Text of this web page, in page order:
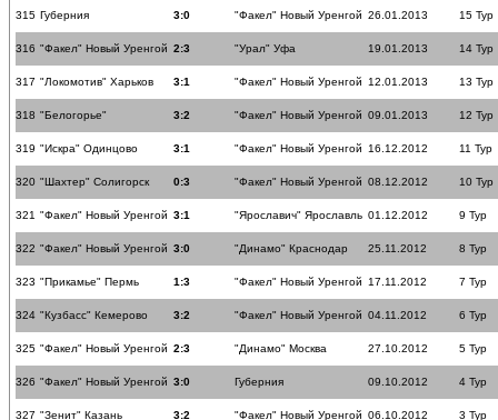
315 Губерния 3:0 "Факел" Новый Уренгой 26.01.2013 15 Тур
316 "Факел" Новый Уренгой 2:3 "Урал" Уфа 19.01.2013 14 Тур
317 "Локомотив" Харьков 3:1 "Факел" Новый Уренгой 12.01.2013 13 Тур
318 "Белогорье" 3:2 "Факел" Новый Уренгой 09.01.2013 12 Тур
319 "Искра" Одинцово 3:1 "Факел" Новый Уренгой 16.12.2012 11 Тур
320 "Шахтер" Солигорск 0:3 "Факел" Новый Уренгой 08.12.2012 10 Тур
321 "Факел" Новый Уренгой 3:1 "Ярославич" Ярославль 01.12.2012 9 Тур
322 "Факел" Новый Уренгой 3:0 "Динамо" Краснодар 25.11.2012 8 Тур
323 "Прикамье" Пермь 1:3 "Факел" Новый Уренгой 17.11.2012 7 Тур
324 "Кузбасс" Кемерово 3:2 "Факел" Новый Уренгой 04.11.2012 6 Тур
325 "Факел" Новый Уренгой 2:3 "Динамо" Москва 27.10.2012 5 Тур
326 "Факел" Новый Уренгой 3:0 Губерния 09.10.2012 4 Тур
327 "Зенит" Казань 3:2 "Факел" Новый Уренгой 06.10.2012 3 Тур